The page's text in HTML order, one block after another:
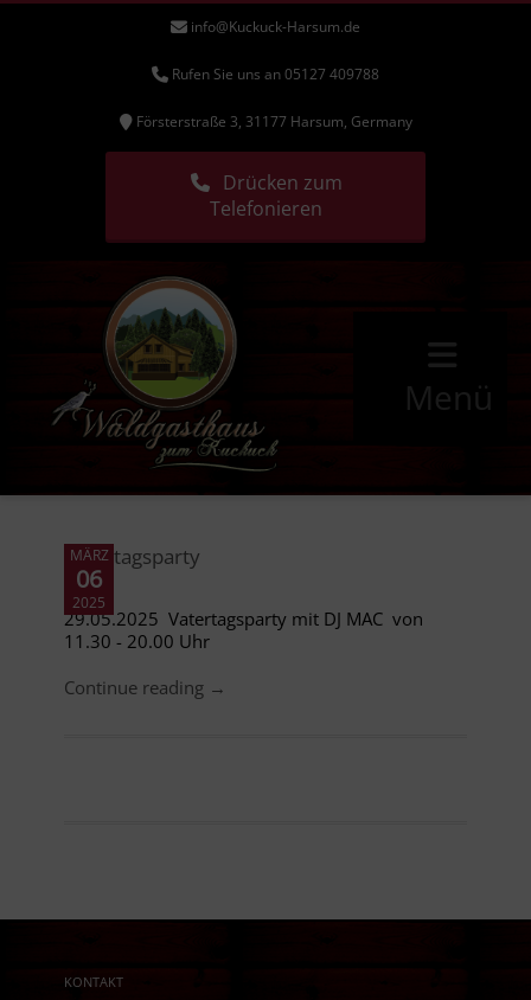
info@Kuckuck-Harsum.de
Rufen Sie uns an 05127 409788
Försterstraße 3, 31177 Harsum, Germany
Drücken zum
Telefonieren
Menü
MÄRZ
06
2025
Vatertagsparty
29.05.2025 Vatertagsparty mit DJ MAC von
11.30 - 20.00 Uhr
Continue reading →
KONTAKT